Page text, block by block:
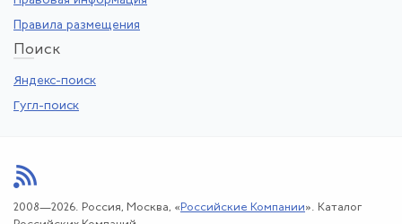
Правила размещения
Поиск
Яндекс-поиск
Гугл-поиск
2008—2026. Россия, Москва, « Российские Компании». Каталог